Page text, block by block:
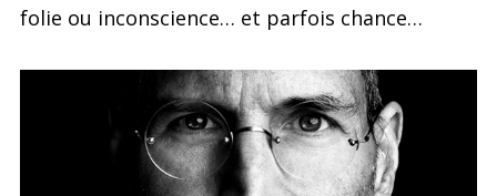
folie ou inconscience… et parfois chance…